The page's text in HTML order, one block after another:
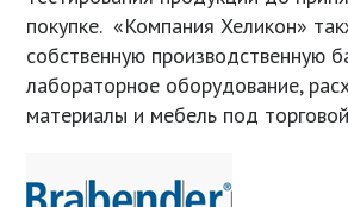
покупке. «Компания Хеликон»
собственную производственную
лабораторное оборудование,
материалы и мебель под